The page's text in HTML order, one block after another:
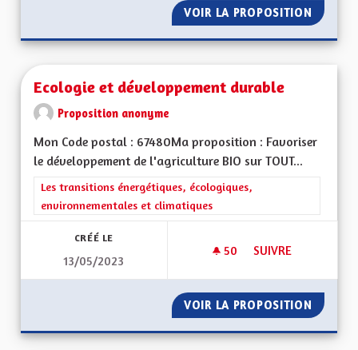
VOIR LA PROPOSITION
Ecologie et développement durable
Proposition anonyme
Mon Code postal : 67480Ma proposition : Favoriser
le développement de l'agriculture BIO sur TOUT...
Filtrer les résultats de la catégorie : Les transitions
Les transitions énergétiques, écologiques,
environnementales et climatiques
CRÉÉ LE
13/05/2023
50 50 ABONNÉS
SUIVRE
VOIR LA PROPOSITION